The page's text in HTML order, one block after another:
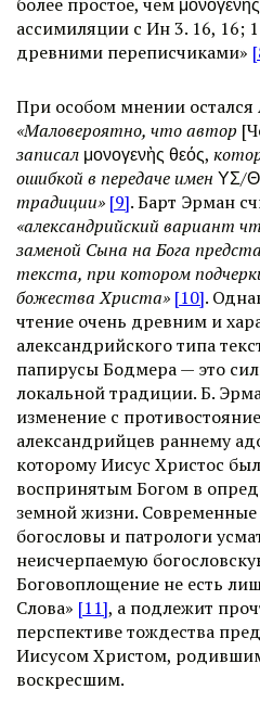
ассимиляции с Ин 3. 16, 16;
древними переписчиками»
При особом мнении остался
«Маловероятно, что автор
записал μονογενὴς θεός,
ошибкой в передаче имен ΥΣ/
традиции» [9]. Барт Эрман
«александрийский вариант
заменой Сына наБога
текста, при котором
божества Христа» [10].
чтение очень древним и
александрийского типа
папирусы Бодмера — это
локальной традиции. Б.
изменение с
александрийцев раннему
которому Иисус Христос
воспринятым Богом в
земной жизни.
богословы и патрологи
неисчерпаемую
Боговоплощение не есть
Слова» [11], а подлежит
перспективе тождества
Иисусом Христом,
воскресшим.